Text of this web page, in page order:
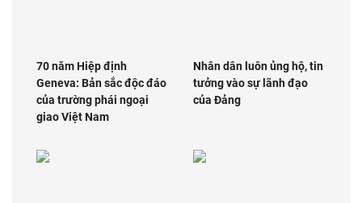
70 năm Hiệp định
Geneva: Bản sắc độc đáo
của trường phái ngoại
giao Việt Nam
Nhân dân luôn ủng hộ, tin
tưởng vào sự lãnh đạo
của Đảng